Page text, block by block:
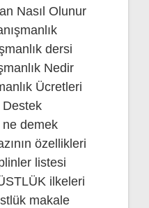
Nasıl Olunur
dersi
Nedir
Ücretleri
demek
özellikleri
listesi
ilkeleri
makale